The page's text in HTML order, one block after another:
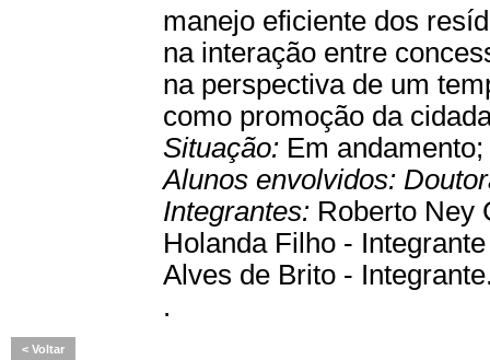
manejo eficiente dos
na interação entre
na perspectiva de um
como promoção da
Situação: Em andamento;
Alunos envolvidos:
Integrantes: Roberto Ney
Holanda Filho -
Alves de Brito -
.
Voltar